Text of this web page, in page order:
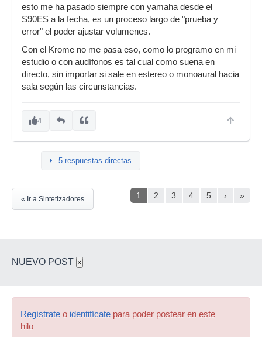
esto me ha pasado siempre con yamaha desde el
S90ES a la fecha, es un proceso largo de "prueba y
error" el poder ajustar volumenes.
Con el Krome no me pasa eso, como lo programo en mi
estudio o con audífonos es tal cual como suena en
directo, sin importar si sale en estereo o monoaural hacia
sala según las circunstancias.
4
5 respuestas directas
1 2 3 4 5 › »
« Ir a Sintetizadores
NUEVO POST ×
Regístrate o identifícate para poder postear en este
hilo